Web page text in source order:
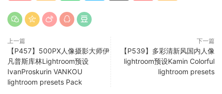
上一篇
【P457】500PX人像摄影大师伊
凡普斯库林Lightroom预设
IvanProskurin VANKOU
lightroom presets Pack
下一篇
【P539】多彩清新风国内人像
lightroom预设Kamin Colorful
lightroom presets